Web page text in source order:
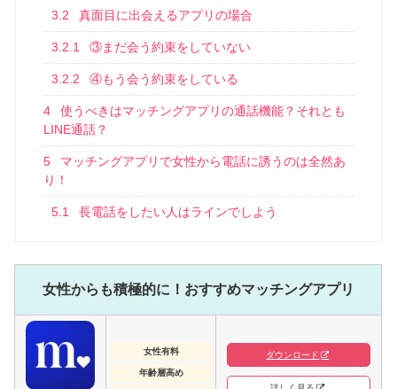
3.2 真面目に出会えるアプリの場合
3.2.1 ③まだ会う約束をしていない
3.2.2 ④もう会う約束をしている
4
使うべきはマッチングアプリの通話機能？それとも
LINE通話？
5
マッチングアプリで女性から電話に誘うのは全然あ
り！
5.1 長電話をしたい人はラインでしよう
女性からも積極的に！おすすめマッチングアプリ
女性有料
年齢層高め
ダウンロード